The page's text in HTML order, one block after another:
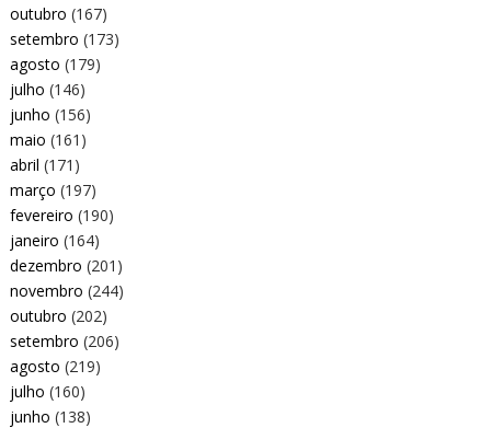
outubro (167)
setembro (173)
agosto (179)
julho (146)
junho (156)
maio (161)
abril (171)
março (197)
fevereiro (190)
janeiro (164)
dezembro (201)
novembro (244)
outubro (202)
setembro (206)
agosto (219)
julho (160)
junho (138)